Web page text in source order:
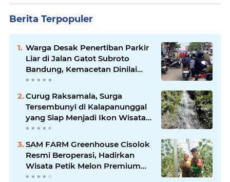
Berita Terpopuler
Warga Desak Penertiban Parkir
Liar di Jalan Gatot Subroto
Bandung, Kemacetan Dinilai
Makin Mengkhawatirkan
Curug Raksamala, Surga
Tersembunyi di Kalapanunggal
yang Siap Menjadi Ikon Wisata
Alam Baru Kabupaten
SAM FARM Greenhouse Cisolok
Resmi Beroperasi, Hadirkan
Wisata Petik Melon Premium
dan Edukasi Pertanian Modern